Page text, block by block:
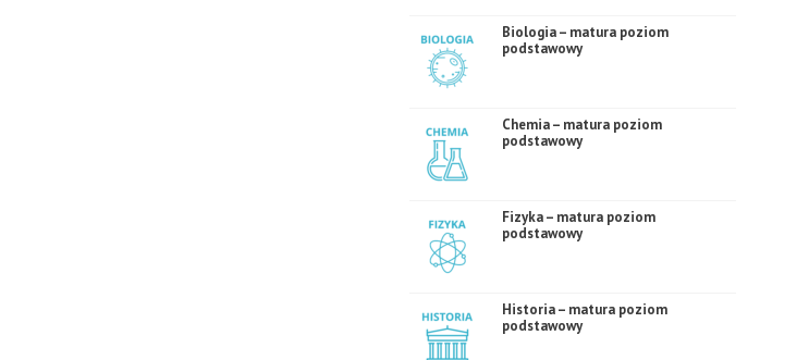
Biologia – matura poziom
podstawowy
Chemia – matura poziom
podstawowy
Fizyka – matura poziom
podstawowy
Historia – matura poziom
podstawowy